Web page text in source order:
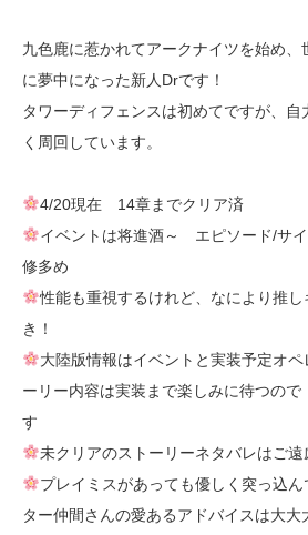
九色鹿に惹かれてアークナイツを始め、
に夢中になった新人Drです！
タワーディフェンスは初めてですが、自
く周回しています。
4/20現在 14章までクリア済
イベントは将進酒～ エピソード/サ
修多め
性能も重視するけれど、なにより推
き！
大陸版情報はイベントと実装予定オ
ーリー内容は実装まで楽しみに待つので
す
未クリアのストーリーネタバレはご遠
プレイミスがあっても優しく突っ込ん
ター仲間さんの愛あるアドバイスは大大